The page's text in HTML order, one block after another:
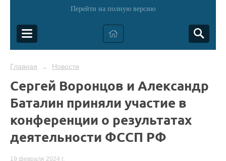
Перейти на полную версию
Главная → Новости
Сергей Воронцов и Александр
Баталин приняли участие в
конференции о результатах
деятельности ФССП РФ
19 февраля 2024 г.